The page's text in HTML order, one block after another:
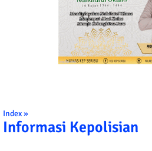
Index »
Informasi Kepolisian